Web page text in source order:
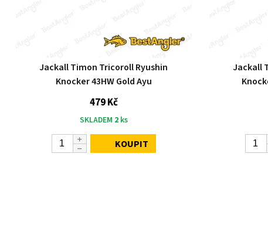
Jackall Timon Tricoroll Ryushin
Knocker 43HW Gold Ayu
479 Kč
SKLADEM 2 ks
KOUPIT
Jackall